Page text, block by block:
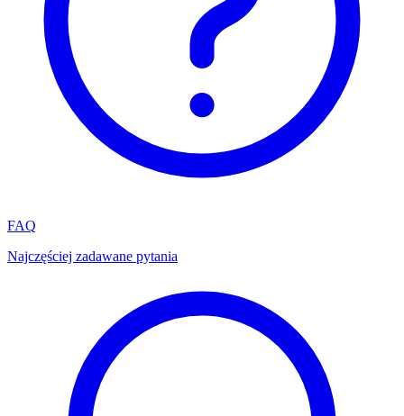
FAQ
Najczęściej zadawane pytania